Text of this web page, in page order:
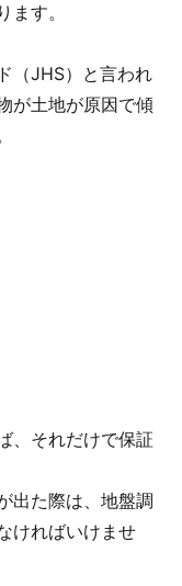
す。
（JHS）と言われ
が土地が原因で傾
、それだけで保証
出た際は、地盤調
ければいけませ